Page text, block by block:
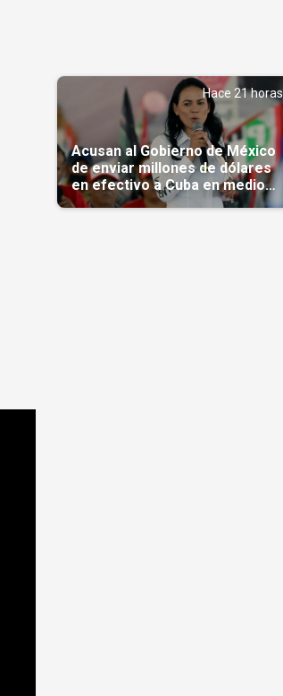
Hace 21 horas
Acusan al Gobierno de México
de enviar millones de dólares
en efectivo a Cuba en medio
de la crisis de la Isla